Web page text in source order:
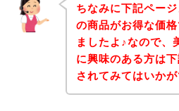
ちなみに下記ペー
の商品がお得な価
ましたよ♪なので、
に興味のある方は
されてみてはいか